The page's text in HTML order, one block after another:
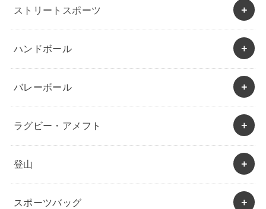
ストリートスポーツ
ハンドボール
バレーボール
ラグビー・アメフト
登山
スポーツバッグ